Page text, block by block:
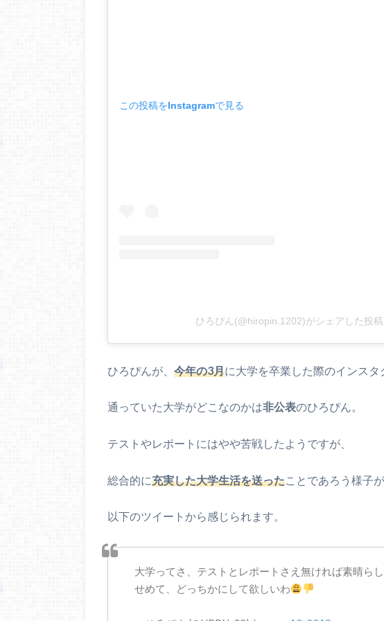
この投稿をInstagramで見る
ひろぴん(@hiropin.1202)がシェアした投稿
ひろぴんが、 今年の3月に大学を卒業した際のインスタ
通っていた大学がどこなのかは非公表のひろぴん。
テストやレポートにはやや苦戦したようですが、
総合的に充実した大学生活を送った ことであろう様子が
以下のツイートから感じられます。
大学ってさ、テストとレポートさえ無ければ素晴ら
せめて、どっちかにして欲しいわ